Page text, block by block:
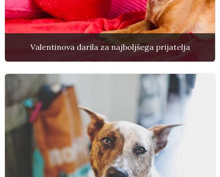
Valentinova darila za najboljšega prijatelja